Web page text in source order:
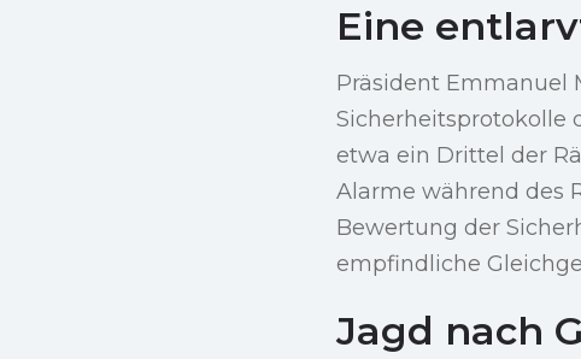
Eine
Präsident Emmanuel
Sicherheitsprotokolle
etwa ein Drittel der
Alarme während des
Bewertung der
empfindliche
Jagd nach